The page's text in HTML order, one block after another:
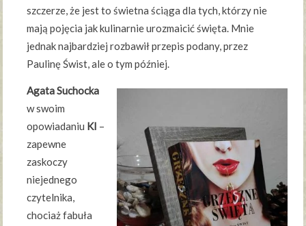
szczerze, że jest to świetna ściąga dla tych, którzy nie
mają pojęcia jak kulinarnie urozmaicić święta. Mnie
jednak najbardziej rozbawił przepis podany, przez
Paulinę Świst, ale o tym później.
Agata Suchocka
w swoim
opowiadaniu KI –
zapewne
zaskoczy
niejednego
czytelnika,
chociaż fabuła